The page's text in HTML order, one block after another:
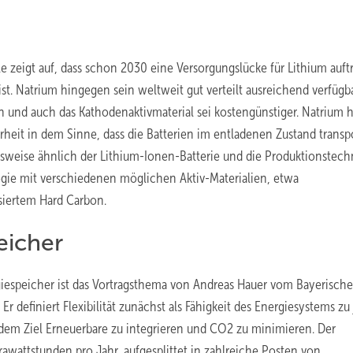
auf, dass schon 2030 eine Versorgungslücke für Lithium
Natrium hingegen sein weltweit gut verteilt ausreichend
auch das Kathodenaktivmaterial sei kostengünstiger. Natrium
in dem Sinne, dass die Batterien im entladenen Zustand
ähnlich der Lithium-Ionen-Batterie und die
mit verschiedenen möglichen Aktiv-Materialien, etwa
Hard Carbon.
ist das Vortragsthema von Andreas Hauer vom
definiert Flexibilität zunächst als Fähigkeit des Energiesystems
Ziel Erneuerbare zu integrieren und CO2 zu minimieren. Der